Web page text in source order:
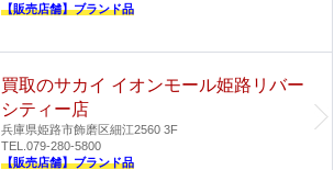
【販売店舗】ブランド品
買取のサカイ イオンモール姫路リバー
シティー店
兵庫県姫路市飾磨区細江2560 3F
TEL.079-280-5800
【販売店舗】ブランド品